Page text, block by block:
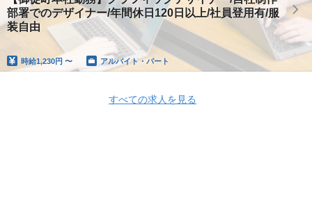
部署でのデザイナー/年間休日120日以上/社員登用有/服
装自由
時給1,230円 〜 アルバイト・パート
すべての求人を見る